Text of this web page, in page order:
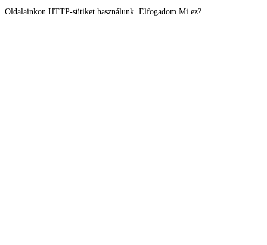
Oldalainkon HTTP-sütiket használunk. Elfogadom Mi ez?